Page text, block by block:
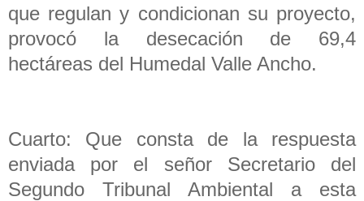
que regulan y condicionan su proyecto,
provocó la desecación de 69,4
hectáreas del Humedal Valle Ancho.
Cuarto: Que consta de la respuesta
enviada por el señor Secretario del
Segundo Tribunal Ambiental a esta